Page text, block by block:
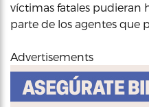
víctimas fatales pudieran
parte de los agentes que
Advertisements